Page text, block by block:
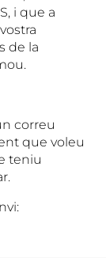
i que a
de la
correu
que voleu
teniu